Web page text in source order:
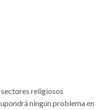
religiosos
ningún problema en